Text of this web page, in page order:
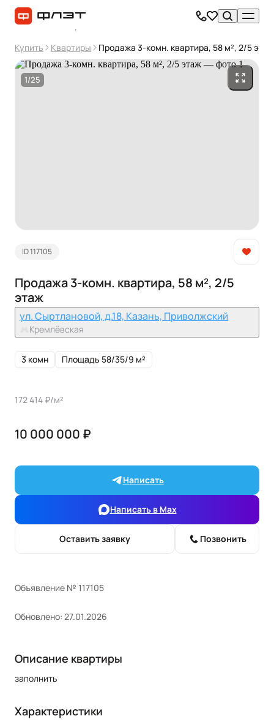
Купить Квартиры Продажа 3-комн. квартира, 58 м², 2/5 этаж
1/25
ID 117105
Продажа 3-комн. квартира, 58 м², 2/5
этаж
ул. Сыртлановой, д.18, Казань, Приволжский
Кремлёвская
3 комн Площадь 58/35/9 м²
172 414 ₽/м²
10 000 000 ₽
Написать
Написать в Max
Оставить заявку Позвонить
Объявление № 117105
Обновлено: 27.01.2026
Описание квартиры
заполнить
Характеристики